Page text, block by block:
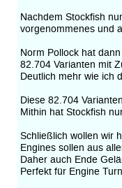
Nachdem Stockfish
vorgenommenes und
Norm Pollock hat
82.704 Varianten mit
Deutlich mehr wie ich
Diese 82.704
Mithin hat Stockfish
Schließlich wollen wir
Engines sollen aus
Daher auch Ende
Perfekt für Engine